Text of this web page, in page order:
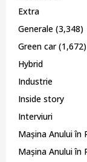
Extra
Generale (3,348)
Green car(1,672)
Hybrid
Industrie
Inside story
Interviuri
Mașina Anului în
Mașina Anului în